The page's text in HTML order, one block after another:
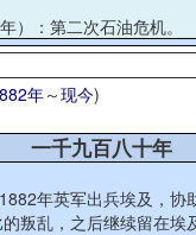
）：第二次石油危机。
年～现今)
一千九百八十年
年英军出兵埃及，协
叛乱，之后继续留在埃